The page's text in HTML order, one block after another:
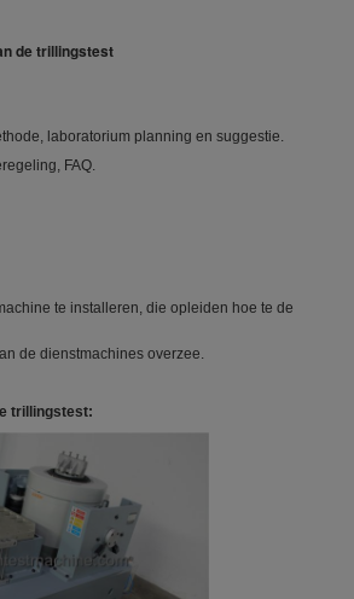
de trillingstest
laboratorium planning en suggestie.
FAQ.
te installeren, die opleiden hoe te de
de dienstmachines overzee.
trillingstest: